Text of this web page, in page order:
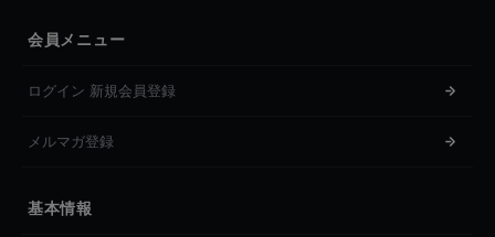
会員メニュー
ログイン 新規会員登録
メルマガ登録
基本情報